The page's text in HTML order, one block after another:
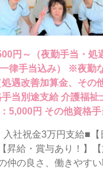
円～（夜勤手当・処
み） ※夜勤なし 月給22万
遇改善加算金、その
5,000円 その他資格手
入社祝金3万円支給■【
昇給・賞与あり！】
仲の良さ、働きやす